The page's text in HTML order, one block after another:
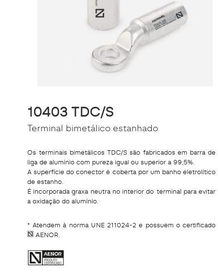
10403 TDC/S
Terminal bimetálico estanhado
Os terminais bimetálicos TDC/S são fabricados em barra de
liga de alumínio com pureza igual ou superior a 99,5%.
A superfície do conector é coberta por um banho eletrolítico
de estanho.
É incorporada graxa neutra no interior do terminal para evitar
a oxidação do alumínio.
* Atendem à norma UNE 211024-2 e possuem o certificado
AENOR.